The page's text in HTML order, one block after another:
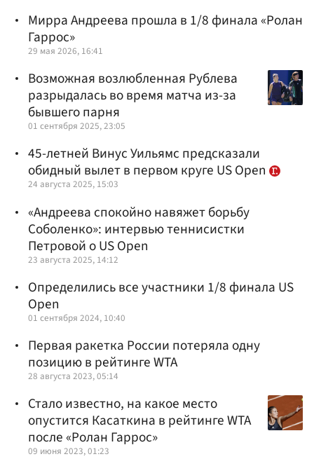
Мирра Андреева прошла в 1/8 финала «Ролан
Гаррос»
29 мая 2026, 16:41
Возможная возлюбленная Рублева
разрыдалась во время матча из-за
бывшего парня
01 сентября 2025, 23:05
45-летней Винус Уильямс предсказали
обидный вылет в первом круге US Open
24 августа 2025, 15:03
«Андреева спокойно навяжет борьбу
Соболенко»: интервью теннисистки
Петровой о US Open
23 августа 2025, 14:12
Определились все участники 1/8 финала US
Open
01 сентября 2024, 10:40
Первая ракетка России потеряла одну
позицию в рейтинге WTA
28 августа 2023, 05:14
Стало известно, на какое место
опустится Касаткина в рейтинге WTA
после «Ролан Гаррос»
09 июня 2023, 01:23